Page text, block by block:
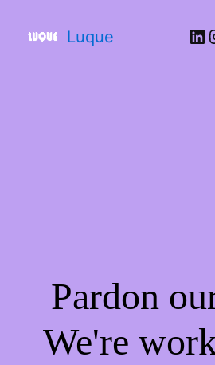
Luque
Pardon
We're